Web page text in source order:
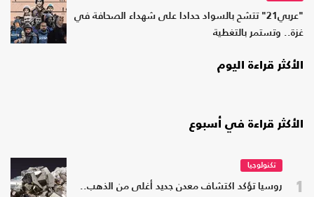
"عربي21" تتشح بالسواد حدادا على شهداء الصحافة في
غزة.. وتستمر بالتغطية
الأكثر قراءة اليوم
الأكثر قراءة في أسبوع
1
تكنولوجيا
روسيا تؤكد اكتشاف معدن جديد أغلى من الذهب..